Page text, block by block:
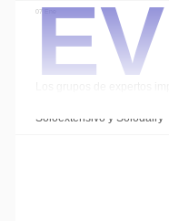
07 Ene
Soloextensivo y Solodairy